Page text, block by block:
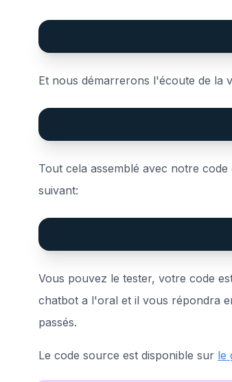
Et nous démarrerons l'écoute de la
Tout cela assemblé avec notre
suivant:
Vous pouvez le tester, votre code
chatbot a l'oral et il vous répondra
passés.
Le code source est disponible sur le